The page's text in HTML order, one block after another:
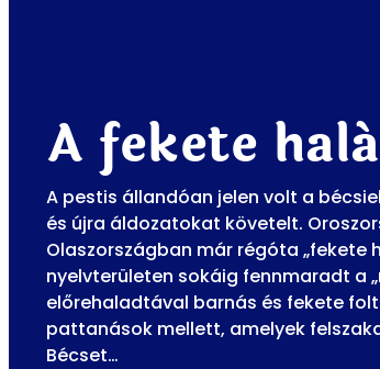
A fekete
A pestis állandóan jelen volt a
és újra áldozatokat követelt.
Olaszországban már régóta „fekete
nyelvterületen sokáig fennmaradt a
előrehaladtával barnás és fekete
pattanások mellett, amelyek
Bécset…